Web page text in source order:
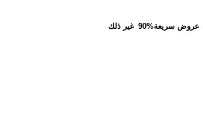
عروض سريعة90% غير ذلك